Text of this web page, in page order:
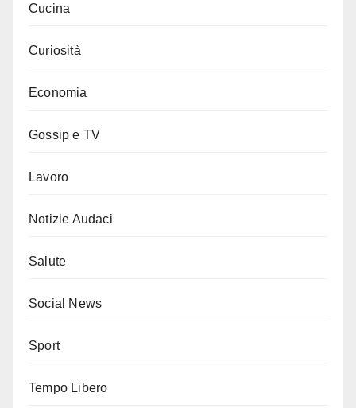
Cucina
Curiosità
Economia
Gossip e TV
Lavoro
Notizie Audaci
Salute
Social News
Sport
Tempo Libero